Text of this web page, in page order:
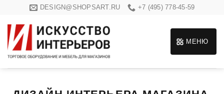
content
DESIGN@SHOPSART.RU +7 (495) 778-45-59
МЕНЮ